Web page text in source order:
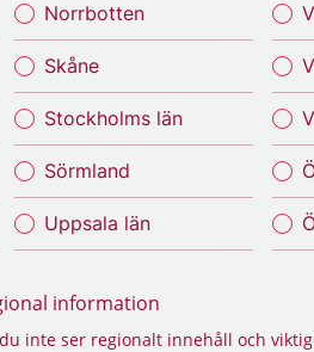
Norrbotten
Skåne
Stockholms län
Sörmland
Uppsala län
information
inte ser regionalt innehåll och